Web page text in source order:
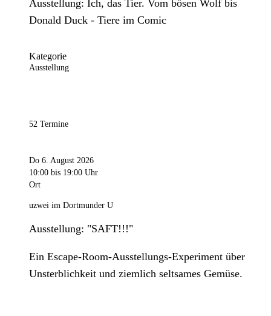
Ausstellung: Ich, das Tier. Vom bösen Wolf bis
Donald Duck - Tiere im Comic
Kategorie
Ausstellung
52 Termine
Do 6. August 2026
10:00 bis 19:00 Uhr
Ort
uzwei im Dortmunder U
Ausstellung: "SAFT!!!"
Ein Escape-Room-Ausstellungs-Experiment über
Unsterblichkeit und ziemlich seltsames Gemüse.